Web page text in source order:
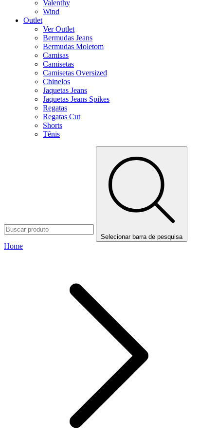
Valenthy
Wind
Outlet
Ver Outlet
Bermudas Jeans
Bermudas Moletom
Camisas
Camisetas
Camisetas Oversized
Chinelos
Jaquetas Jeans
Jaquetas Jeans Spikes
Regatas
Regatas Cut
Shorts
Tênis
Selecionar barra de pesquisa
Home